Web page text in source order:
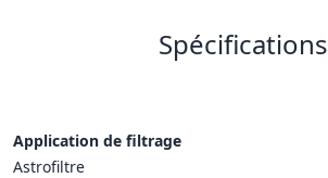
Spécifications
Application de filtrage
Astrofiltre